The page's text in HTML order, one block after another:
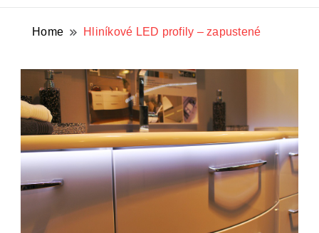
Home Hliníkové LED profily – zapustené